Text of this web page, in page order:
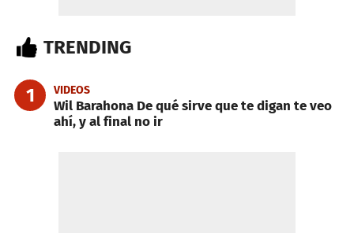
TRENDING
1 VIDEOS
Wil Barahona De qué sirve que te digan te veo
ahí, y al final no ir